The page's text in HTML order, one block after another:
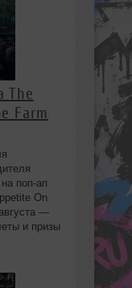
The
Farm
поп‑ап
On
—
и призы